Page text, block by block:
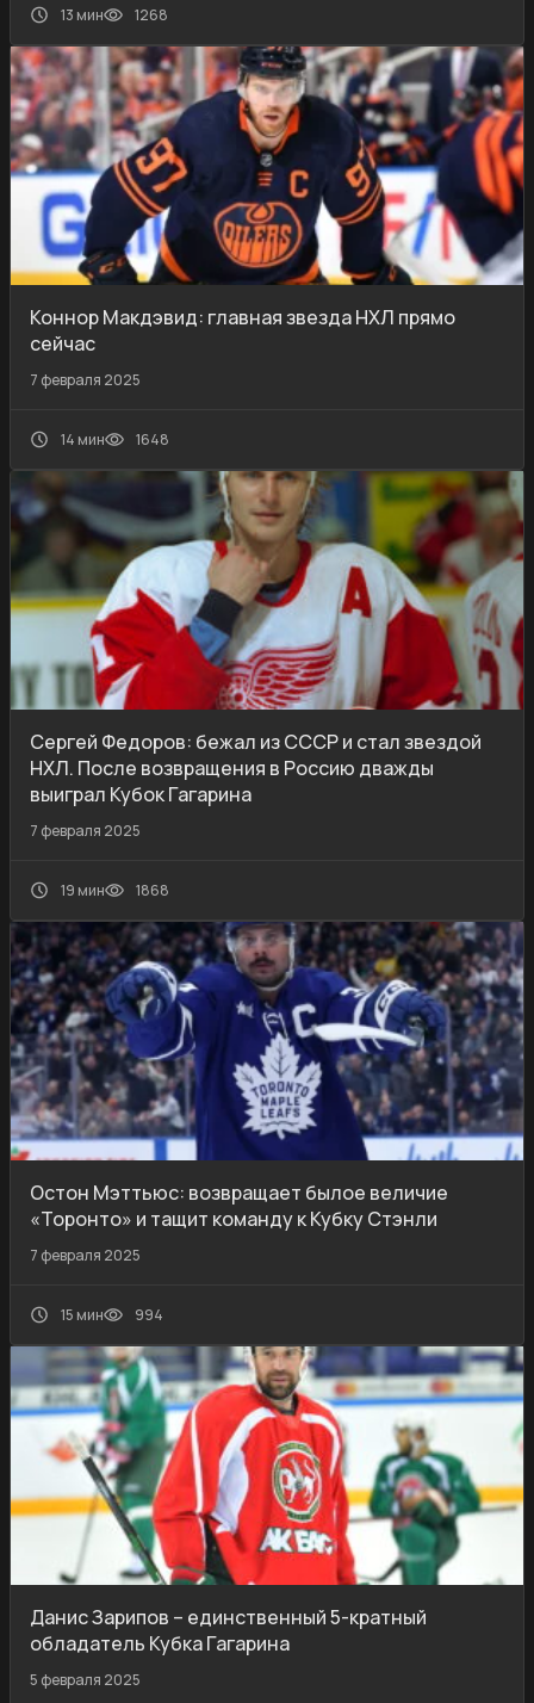
13 мин 1268
Коннор Макдэвид: главная звезда НХЛ прямо
сейчас
7 февраля 2025
14 мин 1648
Сергей Федоров: бежал из СССР и стал звездой
НХЛ. После возвращения в Россию дважды
выиграл Кубок Гагарина
7 февраля 2025
19 мин 1868
Остон Мэттьюс: возвращает былое величие
«Торонто» и тащит команду к Кубку Стэнли
7 февраля 2025
15 мин 994
Данис Зарипов – единственный 5-кратный
обладатель Кубка Гагарина
5 февраля 2025